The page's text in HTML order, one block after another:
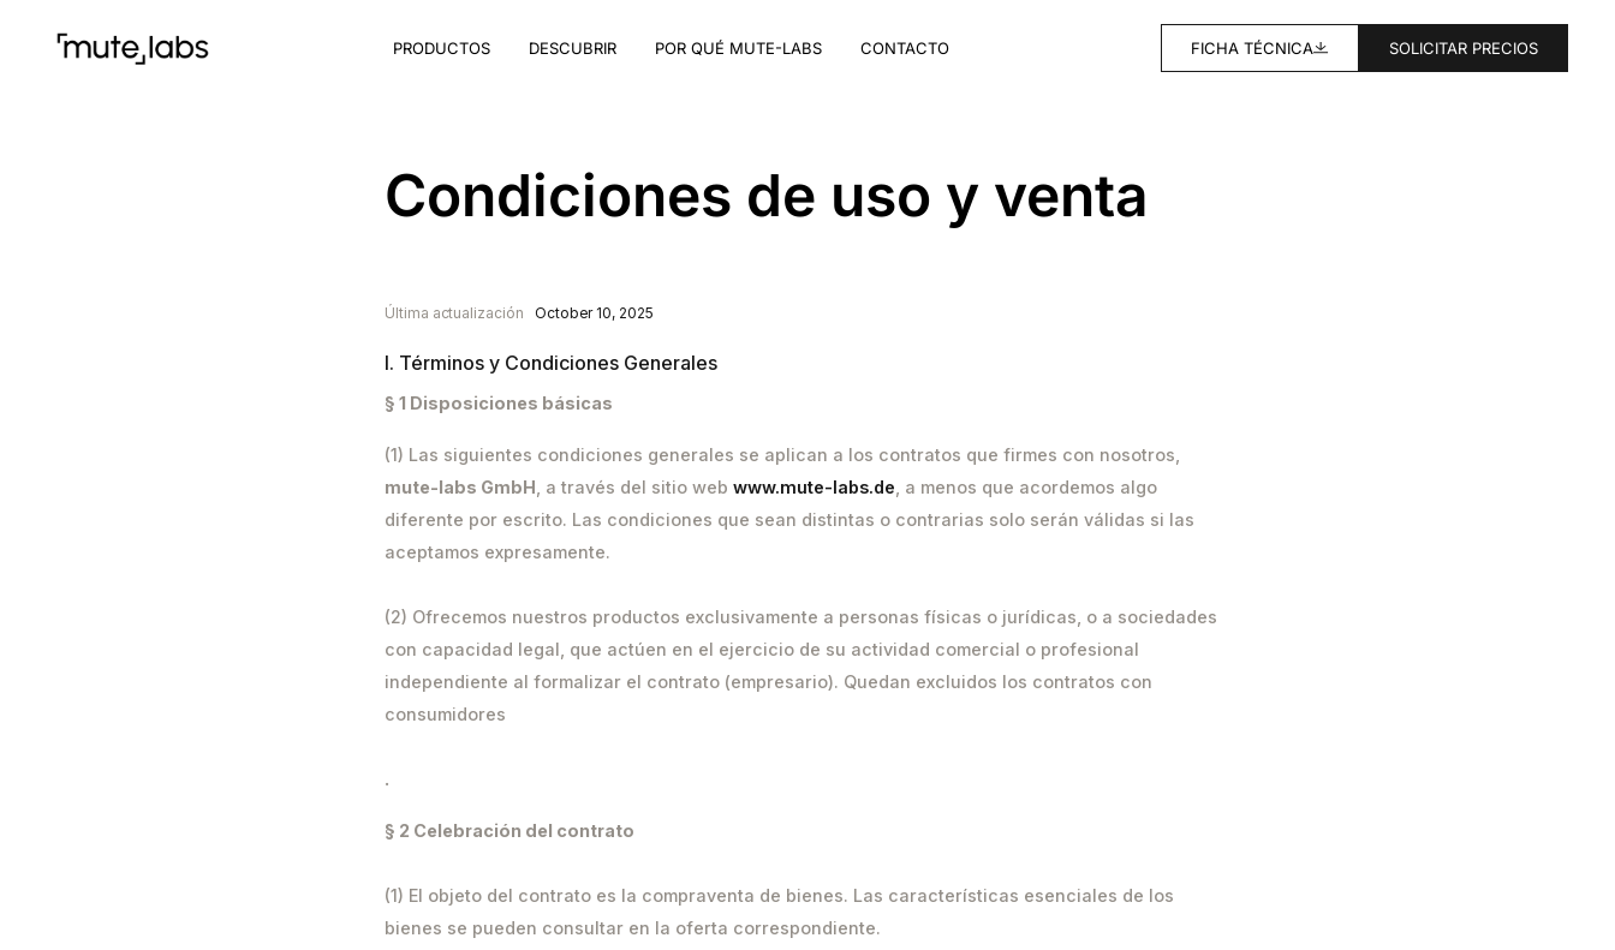
PRODUCTOS DESCUBRIR POR QUÉ MUTE-LABS CONTACTO FICHA TÉCNICA SOLICITAR PRECIOS
Condiciones de uso y venta
Última actualización October 10, 2025
I. Términos y Condiciones Generales
§ 1 Disposiciones básicas
(1) Las siguientes condiciones generales se aplican a los contratos que firmes con nosotros,
mute-labs GmbH , a través del sitio web www.mute-labs.de , a menos que acordemos algo
diferente por escrito. Las condiciones que sean distintas o contrarias solo serán válidas si las
aceptamos expresamente.
(2) Ofrecemos nuestros productos exclusivamente a personas físicas o jurídicas, o a sociedades
con capacidad legal, que actúen en el ejercicio de su actividad comercial o profesional
independiente al formalizar el contrato (empresario). Quedan excluidos los contratos con
consumidores
.
§ 2 Celebración del contrato
(1) El objeto del contrato es la compraventa de bienes. Las características esenciales de los
bienes se pueden consultar en la oferta correspondiente.